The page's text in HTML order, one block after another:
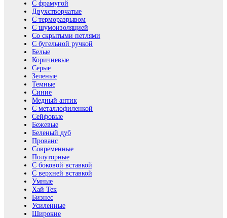
С фрамугой
Двухстворчатые
С терморазрывом
С шумоизоляцией
Со скрытыми петлями
С бугельной ручкой
Белые
Коричневые
Серые
Зеленые
Темные
Синие
Медный антик
С металлофиленкой
Сейфовые
Бежевые
Беленый дуб
Прованс
Современные
Полуторные
С боковой вставкой
С верхней вставкой
Умные
Хай Тек
Бизнес
Усиленные
Широкие